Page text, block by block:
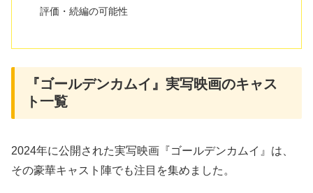
評価・続編の可能性
『ゴールデンカムイ』実写映画のキャス
ト一覧
2024年に公開された実写映画『ゴールデンカムイ』は、
その豪華キャスト陣でも注目を集めました。